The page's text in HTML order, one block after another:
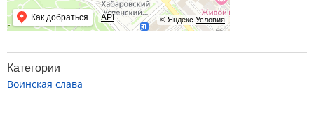
© Яндекс Условия
Как добраться API
Категории
Воинская слава